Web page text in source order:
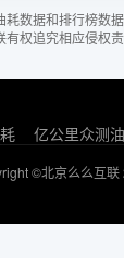
数据和排行榜数
权追究相应侵权责
亿公里众测
©北京么么互联